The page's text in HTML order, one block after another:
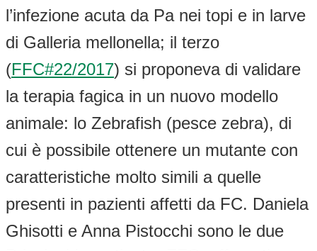
l’infezione acuta da Pa nei topi e in larve
di Galleria mellonella; il terzo
(FFC#22/2017) si proponeva di validare
la terapia fagica in un nuovo modello
animale: lo Zebrafish (pesce zebra), di
cui è possibile ottenere un mutante con
caratteristiche molto simili a quelle
presenti in pazienti affetti da FC. Daniela
Ghisotti e Anna Pistocchi sono le due